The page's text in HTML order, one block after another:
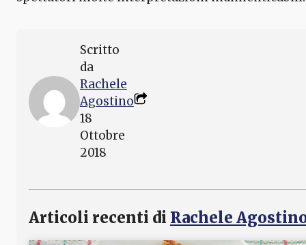
Scritto
da
Rachele
Agostino
18
Ottobre
2018
Articoli recenti di Rachele